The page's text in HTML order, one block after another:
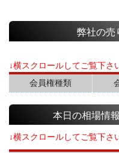
弊社の売
↓横スクロールしてご覧下さ
会員権種類
本日の相場情
↓横スクロールしてご覧下さ